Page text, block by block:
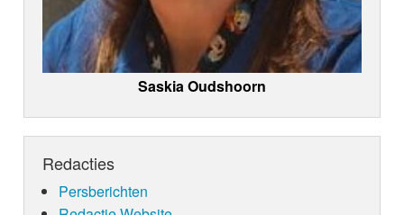
Saskia Oudshoorn
Redacties
Persberichten